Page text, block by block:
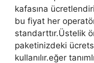
kafasına
bu fiyat her
standarttır.Üstelik
paketinizdeki
kullanılır.eğer